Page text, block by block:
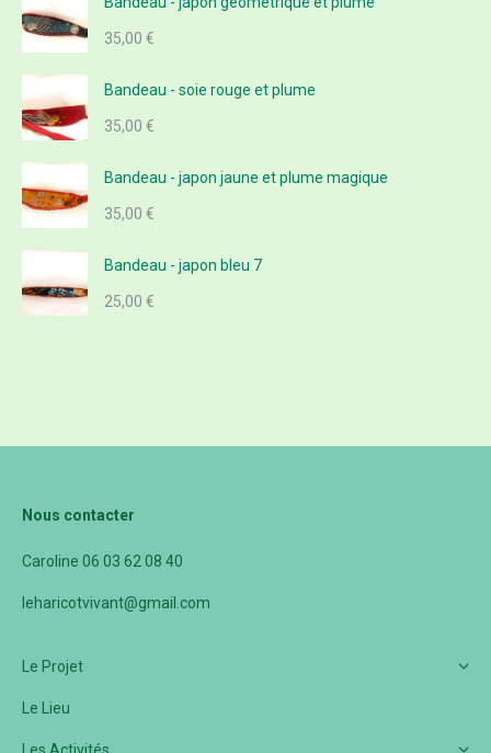
35,00 €
Bandeau - soie rouge et plume
35,00 €
Bandeau - japon jaune et plume magique
35,00 €
Bandeau - japon bleu 7
25,00 €
Nous contacter
Caroline 06 03 62 08 40
leharicotvivant@gmail.com
Le Projet
Le Lieu
Les Activités